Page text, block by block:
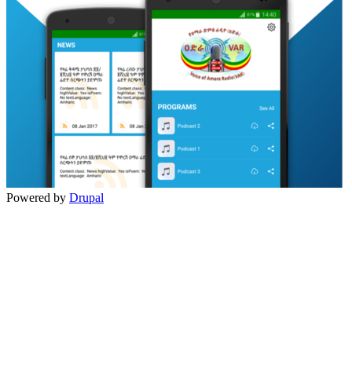
Powered by Drupal